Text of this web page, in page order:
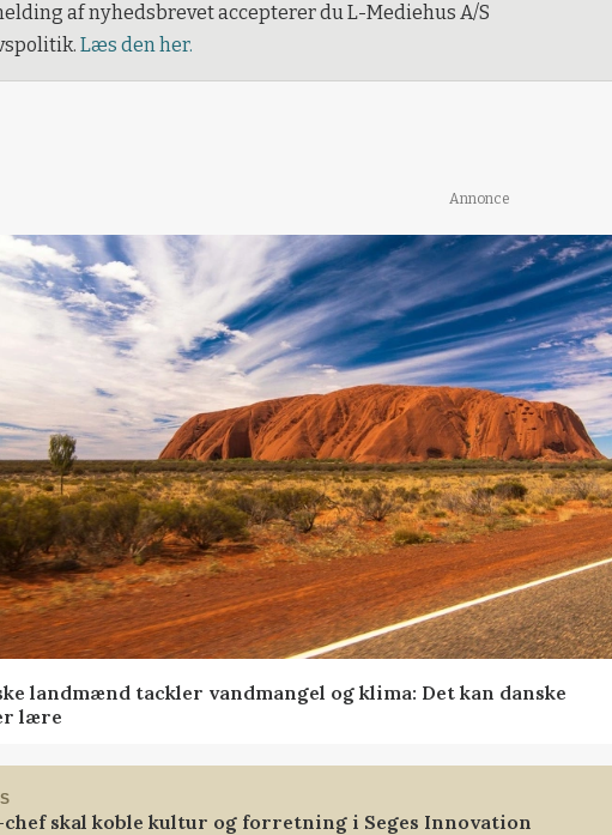
af nyhedsbrevet accepterer du L-Mediehus A/S
Læs den her.
Annonce
landmænd tackler vandmangel og klima: Det kan danske
lære
chef skal koble kultur og forretning i Seges Innovation